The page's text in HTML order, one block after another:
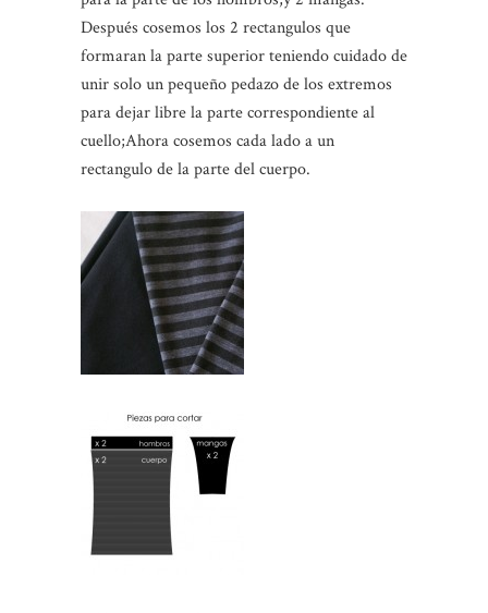
Después cosemos los 2 rectangulos que
formaran la parte superior teniendo cuidado de
unir solo un pequeño pedazo de los extremos
para dejar libre la parte correspondiente al
cuello;Ahora cosemos cada lado a un
rectangulo de la parte del cuerpo.